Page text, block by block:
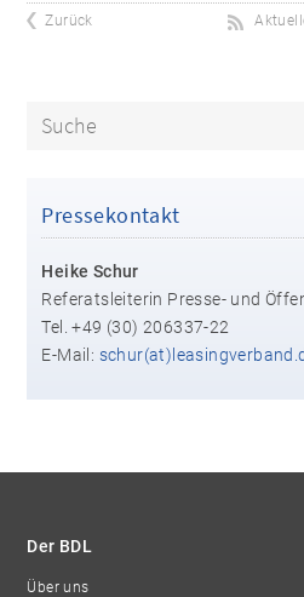
Zurück
Pressekontakt
Heike Schur
Referatsleiterin Presse- und
Tel. +49 (30) 206337-22
E-Mail:
Der BDL
Über uns